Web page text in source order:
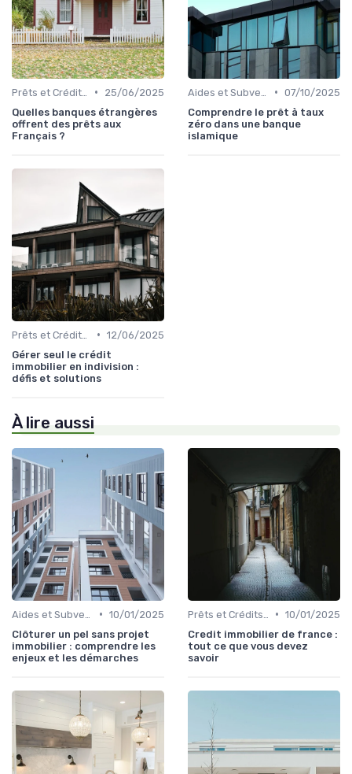
•
25/06/2025
Quelles banques étrangères
offrent des prêts aux
Français ?
• 07/10/2025
Comprendre le prêt à taux
zéro dans une banque
islamique
• 12/06/2025
Gérer seul le crédit
immobilier en indivision :
défis et solutions
À lire aussi
• 10/01/2025
Clôturer un pel sans projet
immobilier : comprendre les
enjeux et les démarches
• 10/01/2025
Credit immobilier de france :
tout ce que vous devez
savoir